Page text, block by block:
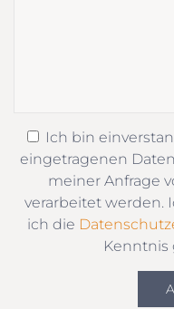
Ich bin
eingetragenen
meiner Anfrage
verarbeitet werden.
ich die
Kenntnis